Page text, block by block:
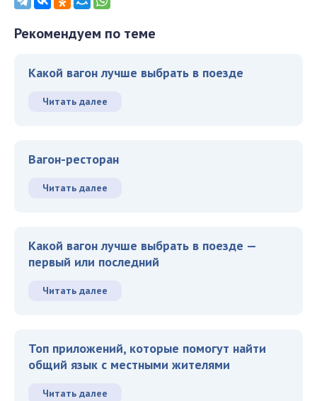
Рекомендуем по теме
Какой вагон лучше выбрать в поезде
Читать далее
Вагон-ресторан
Читать далее
Какой вагон лучше выбрать в поезде —
первый или последний
Читать далее
Топ приложений, которые помогут найти
общий язык с местными жителями
Читать далее